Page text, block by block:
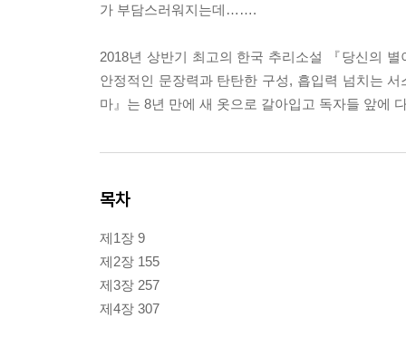
가 부담스러워지는데…….
2018년 상반기 최고의 한국 추리소설 『당신의
안정적인 문장력과 탄탄한 구성, 흡입력 넘치는
마』는 8년 만에 새 옷으로 갈아입고 독자들 앞에
목차
제1장 9
제2장 155
제3장 257
제4장 307